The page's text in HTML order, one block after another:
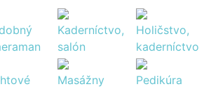
Kaderníctvo,
salón
Holičstvo,
kaderníctvo
Masážny
Pedikúra